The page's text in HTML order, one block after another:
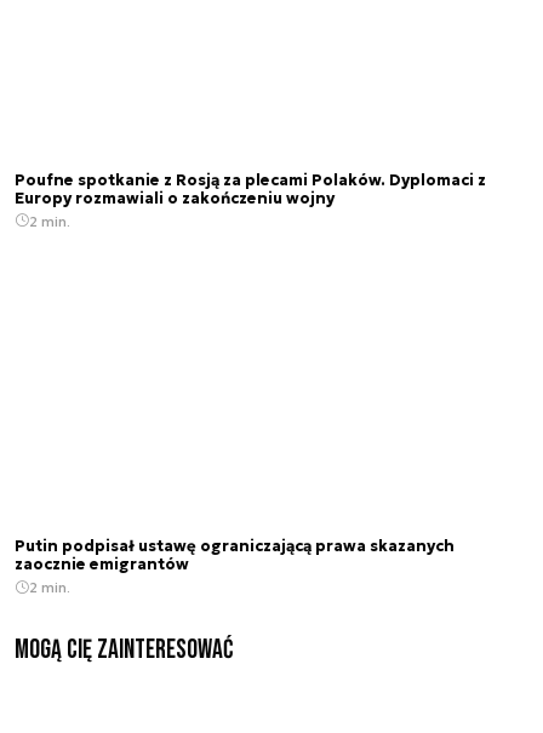
Poufne spotkanie z Rosją za plecami Polaków. Dyplomaci z
Europy rozmawiali o zakończeniu wojny
2 min.
Putin podpisał ustawę ograniczającą prawa skazanych
zaocznie emigrantów
2 min.
Mogą Cię zainteresować